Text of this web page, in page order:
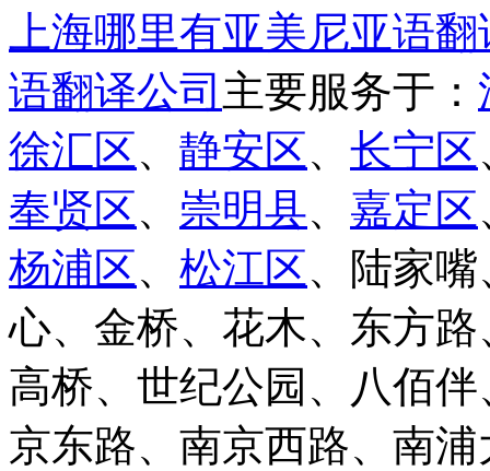
上海哪里有亚美尼亚语
语翻译公司 主要服务于：
徐汇区、 静安区、 长宁区
奉贤区、 崇明县、 嘉定区
杨浦区、 松江区、陆家
心、金桥、花木、东方
高桥、世纪公园、八佰
京东路、南京西路、南